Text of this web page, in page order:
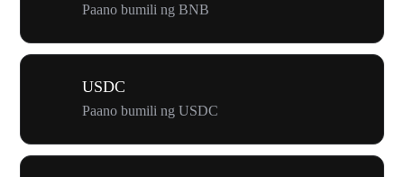
Paano bumili ng BNB
USDC
Paano bumili ng USDC